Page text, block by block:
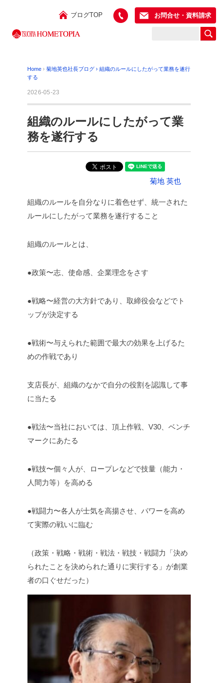
ブログTOP お問合せ・資料請求
Home › 菊地英也社長ブログ › 組織のルールにしたがって業務を遂行
する
2026-05-23
組織のルールにしたがって業
務を遂行する
菊地 英也
組織のルールを自分なりに着色せず、統一された
ルールにしたがって業務を遂行すること
組織のルールとは、
●政策〜志、使命感、企業理念をさす
●戦略〜経営の大方針であり、取締役会などでト
ップが決定する
●戦術〜与えられた範囲で最大の効果を上げるた
めの作戦であり
支店長が、組織のなかで自分の役割を認識して事
に当たる
●戦法〜当社においては、頂上作戦、V30、ベンチ
マークにあたる
●戦技〜個々人が、ロープレなどで技量（能力・
人間力等）を高める
●戦闘力〜各人が士気を高揚させ、パワーを高め
て実際の戦いに臨む
（政策・戦略・戦術・戦法・戦技・戦闘力「決め
られたことを決められた通りに実行する」が創業
者の口ぐせだった）